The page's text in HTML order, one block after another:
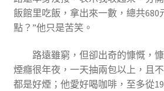
飯館里吃飯，拿出來一數，總共680
點？”他只是苦笑。
路遠雖窮，但卻出奇的慷慨，
煙癮很年夜，一天抽兩包以上，且
都是好煙；他愛好喝咖啡，至多從